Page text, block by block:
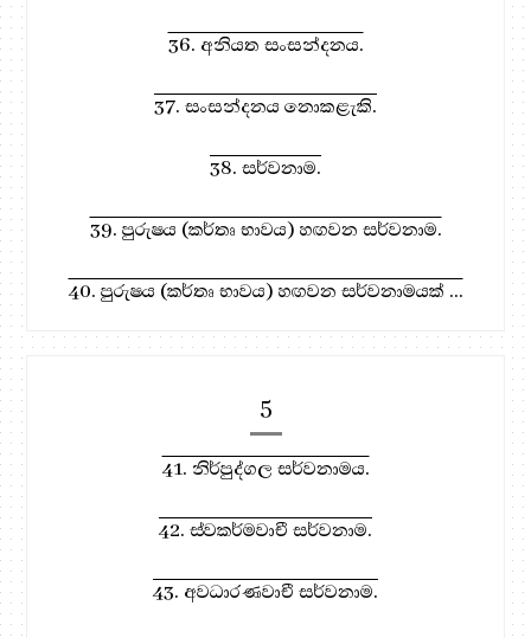
36. අනියත සංසන්දනය.
37. සංසන්දනය නොකළැකි.
38. සර්වනාම.
39. පුරුෂය (කර්තෘ භාවය) හඟවන සර්වනාම.
40. පුරුෂය (කර්තෘ භාවය) හඟවන සර්වනාමයක් ...
5
41. නිර්පුද්ගල සර්වනාමය.
42. ස්වකර්මවාචී සර්වනාම.
43. අවධාරණවාචී සර්වනාම.